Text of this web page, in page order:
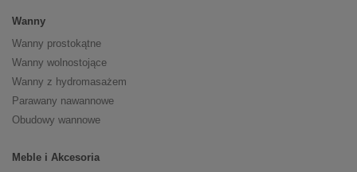
Wanny
Wanny prostokątne
Wanny wolnostojące
Wanny z hydromasażem
Parawany nawannowe
Obudowy wannowe
Meble i Akcesoria